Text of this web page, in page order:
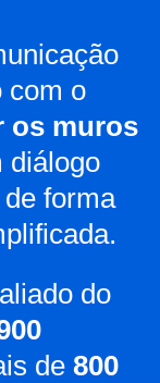
com o
os muros
forma
do
de 800